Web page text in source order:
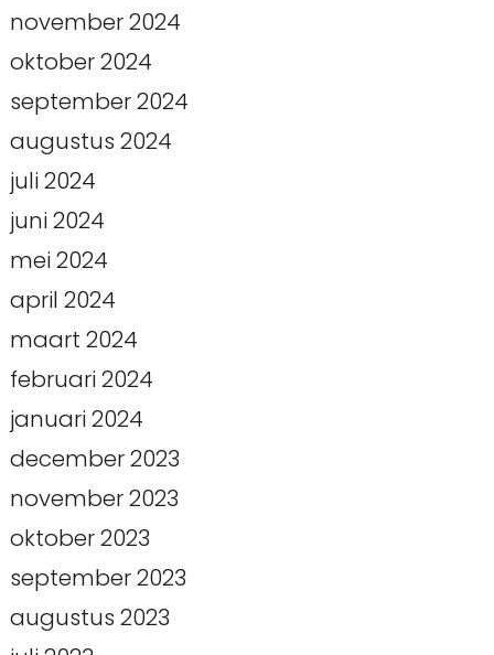
november 2024
oktober 2024
september 2024
augustus 2024
juli 2024
juni 2024
mei 2024
april 2024
maart 2024
februari 2024
januari 2024
december 2023
november 2023
oktober 2023
september 2023
augustus 2023